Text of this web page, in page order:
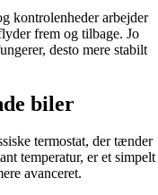
kontrolenheder arbejder
frem og tilbage. Jo
desto mere stabilt
biler
termostat, der tænder
temperatur, er et simpelt
avanceret.